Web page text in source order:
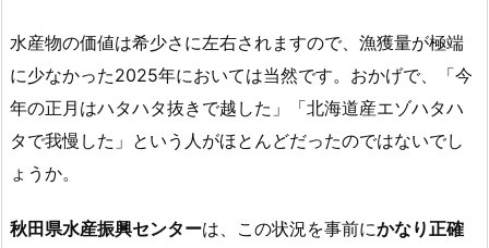
水産物の価値は希少さに左右されますので、漁獲量が極端
に少なかった2025年においては当然です。おかげで、「今
年の正月はハタハタ抜きで越した」「北海道産エゾハタハ
タで我慢した」という人がほとんどだったのではないでし
ょうか。
秋田県水産振興センターは、この状況を事前にかなり正確